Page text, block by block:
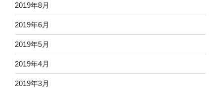
2019年8月
2019年6月
2019年5月
2019年4月
2019年3月